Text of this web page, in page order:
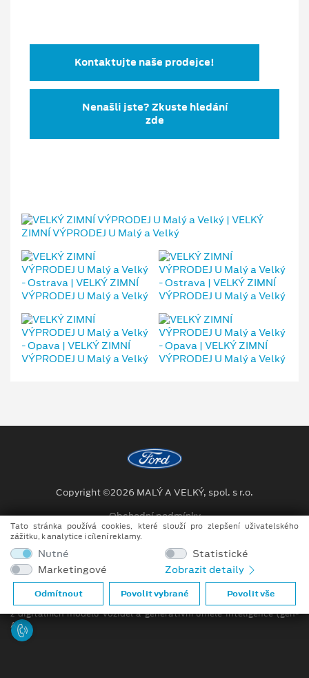
Kontaktujte naše prodejce!
Nenašli jste? Zkuste hledání
zde
Copyright ©2026 MALÝ A VELKÝ, spol. s r.o.
Obchodní podmínky
Ochrana osobních údajů
Prohlášení o zpracování údajů konečných zákazníků
Při tvorbě videí a obrázků na tomto webu je využíváno kombinace
tradičních fotografií či videí, počítačem generovaných snímků (CGI)
z digitálních modelů vozidel a generativní umělé inteligence (gen-
AI).
Tato stránka používá cookies, které slouží pro zlepšení uživatelského
zážitku, k analytice i cílení reklamy.
Nutné
Statistické
Marketingové
Zobrazit detaily
Odmítnout Povolit vybrané Povolit vše